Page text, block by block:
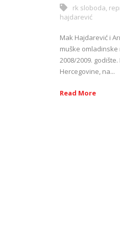
rk sloboda,
hajdarević
Mak Hajdarević i
muške
2008/2009.
Hercegovine, na...
Read More